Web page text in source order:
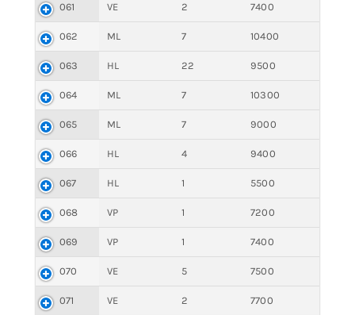
061 VE 2 7400
062 ML 7 10400
063 HL 22 9500
064 ML 7 10300
065 ML 7 9000
066 HL 4 9400
067 HL 1 5500
068 VP 1 7200
069 VP 1 7400
070 VE 5 7500
071 VE 2 7700